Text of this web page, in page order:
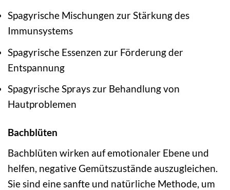
Spagyrische Mischungen zur Stärkung des
Immunsystems
Spagyrische Essenzen zur Förderung der
Entspannung
Spagyrische Sprays zur Behandlung von
Hautproblemen
Bachblüten
Bachblüten wirken auf emotionaler Ebene und
helfen, negative Gemütszustände auszugleichen.
Sie sind eine sanfte und natürliche Methode, um